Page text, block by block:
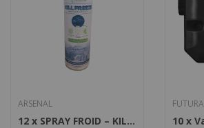
ARSENAL
12 x SPRAY FROID – KILL FREEZE 500ML
FUTURA